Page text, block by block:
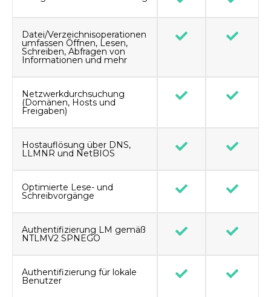
Datei/Verzeichnisoperationen
umfassen Öffnen, Lesen,
Schreiben, Abfragen von
Informationen und mehr
Netzwerkdurchsuchung
(Domänen, Hosts und
Freigaben)
Hostauflösung über DNS,
LLMNR und NetBIOS
Optimierte Lese- und
Schreibvorgänge
Authentifizierung LM gemäß
NTLMV2 SPNEGO
Authentifizierung für lokale
Benutzer